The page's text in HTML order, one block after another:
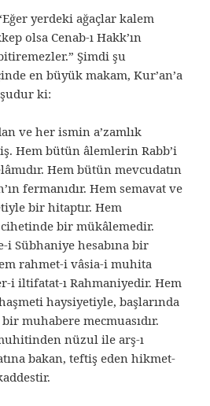
yerdeki ağaçlar kalem
olsa Cenab-ı Hakk’ın
Şimdi şu
en büyük makam, Kur’an’a
ki:
ve her ismin a’zamlık
Hem bütün âlemlerin Rabb’i
Hem bütün mevcudatın
fermanıdır. Hem semavat ve
bir hitaptır. Hem
bir mükâlemedir.
i Sübhaniye hesabına bir
rahmet-i vâsia-i muhita
i iltifatat-ı Rahmaniyedir. Hem
haysiyetiyle, başlarında
muhabere mecmuasıdır.
nüzul ile arş-ı
bakan, teftiş eden hikmet-